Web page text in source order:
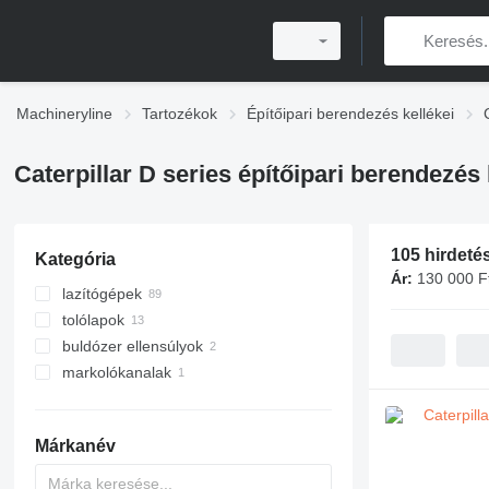
Machineryline Tartozékok Építőipari berendezés kellékei
Caterpillar D series építőipari berendezés
Kategória
lazítógépek
tolólapok
buldózer ellensúlyok
markolókanalak
Márkanév
105
Ár: 130 000